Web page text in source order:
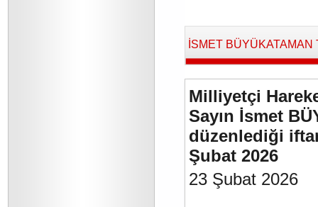
İSMET BÜYÜKATAMAN
Milliyetçi
Sayın İsmet
düzenlediği
Şubat 2026
23 Şubat 2026